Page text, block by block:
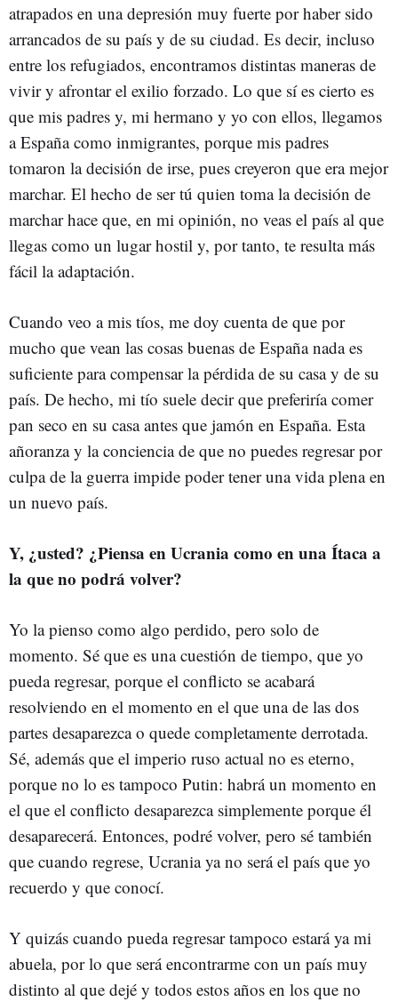
atrapados en una depresión muy fuerte por haber sido
arrancados de su país y de su ciudad. Es decir, incluso
entre los refugiados, encontramos distintas maneras de
vivir y afrontar el exilio forzado. Lo que sí es cierto es
que mis padres y, mi hermano y yo con ellos, llegamos
a España como inmigrantes, porque mis padres
tomaron la decisión de irse, pues creyeron que era mejor
marchar. El hecho de ser tú quien toma la decisión de
marchar hace que, en mi opinión, no veas el país al que
llegas como un lugar hostil y, por tanto, te resulta más
fácil la adaptación.
Cuando veo a mis tíos, me doy cuenta de que por
mucho que vean las cosas buenas de España nada es
suficiente para compensar la pérdida de su casa y de su
país. De hecho, mi tío suele decir que preferiría comer
pan seco en su casa antes que jamón en España. Esta
añoranza y la conciencia de que no puedes regresar por
culpa de la guerra impide poder tener una vida plena en
un nuevo país.
Y, ¿usted? ¿Piensa en Ucrania como en una Ítaca a
la que no podrá volver?
Yo la pienso como algo perdido, pero solo de
momento. Sé que es una cuestión de tiempo, que yo
pueda regresar, porque el conflicto se acabará
resolviendo en el momento en el que una de las dos
partes desaparezca o quede completamente derrotada.
Sé, además que el imperio ruso actual no es eterno,
porque no lo es tampoco Putin: habrá un momento en
el que el conflicto desaparezca simplemente porque él
desaparecerá. Entonces, podré volver, pero sé también
que cuando regrese, Ucrania ya no será el país que yo
recuerdo y que conocí.
Y quizás cuando pueda regresar tampoco estará ya mi
abuela, por lo que será encontrarme con un país muy
distinto al que dejé y todos estos años en los que no